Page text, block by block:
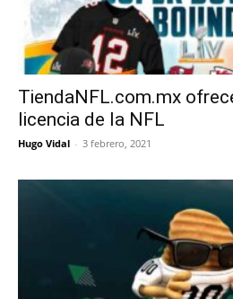
TiendaNFL.com.mx
licencia de la NFL
Hugo Vidal - 3 febrero, 2021